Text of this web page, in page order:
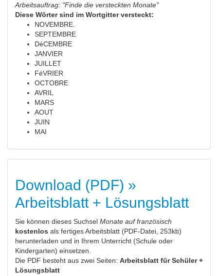
Arbeitsauftrag: "Finde die versteckten Monate"
Diese Wörter sind im Wortgitter versteckt:
NOVEMBRE.
SEPTEMBRE
DéCEMBRE
JANVIER
JUILLET
FéVRIER
OCTOBRE
AVRIL
MARS
AOUT
JUIN
MAI
Download (PDF) »
Arbeitsblatt + Lösungsblatt
Sie können dieses Suchsel Monate auf französisch
kostenlos als fertiges Arbeitsblatt (PDF-Datei, 253kb)
herunterladen und in Ihrem Unterricht (Schule oder
Kindergarten) einsetzen.
Die PDF besteht aus zwei Seiten: Arbeitsblatt für Schüler +
Lösungsblatt